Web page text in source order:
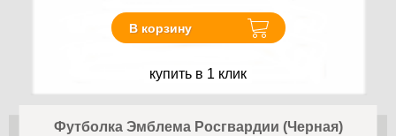
В корзину
купить в 1 клик
Футболка Эмблема Росгвардии (Черная)